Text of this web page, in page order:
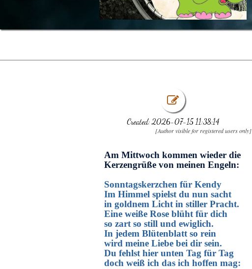
Created: 2026-07-15 11:38:14
[Author visible for registered users only]
Am Mittwoch kommen wieder die
Kerzengrüße von meinen Engeln:
Sonntagskerzchen für Kendy
Im Himmel spielst du nun sacht
in goldnem Licht in stiller Pracht.
Eine weiße Rose blüht für dich
so zart so still und ewiglich.
In jedem Blütenblatt so rein
wird meine Liebe bei dir sein.
Du fehlst hier unten Tag für Tag
doch weiß ich das ich hoffen mag: